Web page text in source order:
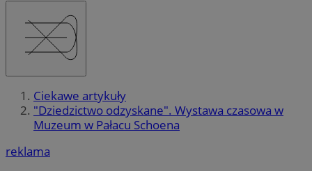
Ciekawe artykuły
"Dziedzictwo odzyskane". Wystawa czasowa w
Muzeum w Pałacu Schoena
reklama